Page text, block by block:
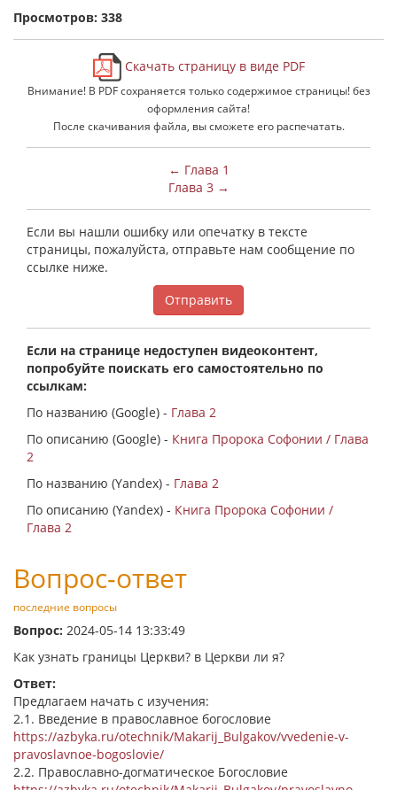
Просмотров: 338
Скачать страницу в виде PDF
Внимание! В PDF сохраняется только содержимое страницы! без
оформления сайта!
После скачивания файла, вы сможете его распечатать.
← Глава 1
Глава 3 →
Если вы нашли ошибку или опечатку в тексте
страницы, пожалуйста, отправьте нам сообщение по
ссылке ниже.
Отправить
Если на странице недоступен видеоконтент,
попробуйте поискать его самостоятельно по
ссылкам:
По названию (Google) - Глава 2
По описанию (Google) - Книга Пророка Софонии / Глава
2
По названию (Yandex) - Глава 2
По описанию (Yandex) - Книга Пророка Софонии /
Глава 2
Вопрос-ответ
последние вопросы
Вопрос: 2024-05-14 13:33:49
Как узнать границы Церкви? в Церкви ли я?
Ответ:
Предлагаем начать с изучения:
2.1. Введение в православное богословие
https://azbyka.ru/otechnik/Makarij_Bulgakov/vvedenie-v-
pravoslavnoe-bogoslovie/
2.2. Православно-догматическое Богословие